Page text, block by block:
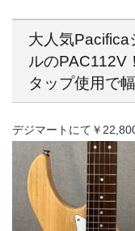
大人気Pacifica
ルのPAC112V
タップ使用で
デジマートにて￥